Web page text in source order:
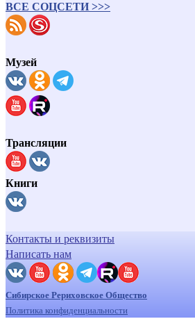
ВСЕ СОЦСЕТИ >>>
Музей
Трансляции
Книги
Контакты и реквизиты
Написать нам
Сибирское Рериховское Общество
Политика конфиденциальности